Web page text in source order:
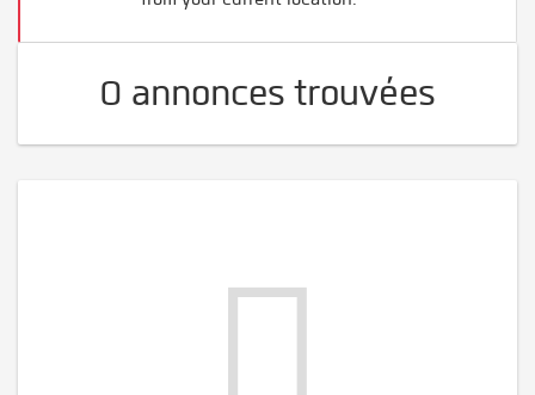
0 annonces trouvées